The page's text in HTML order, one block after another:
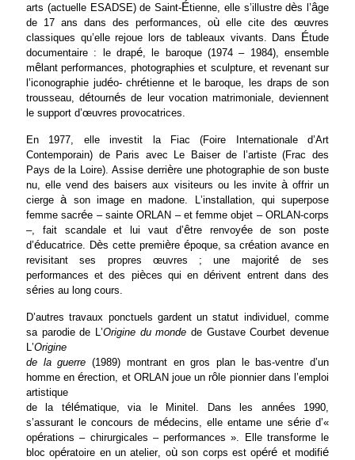
arts (actuelle ESADSE) de Saint-Étienne, elle s’illustre dès l’âge
de 17 ans dans des performances, où elle cite des œuvres
classiques qu’elle rejoue lors de tableaux vivants. Dans
Étude
documentaire : le drapé, le baroque (1974 – 1984), ensemble
mê lant performances, photographies et sculpture, et revenant sur
l’iconographie judéo- chrétienne et le baroque, les draps de son
trousseau, détournés de leur vocation matrimoniale, deviennent
le support d’œuvres provocatrices.
En 1977, elle investit la Fiac (Foire Internationale d’Art
Contemporain) de Paris avec Le Baiser de l’artiste (Frac des
Pays de la Loire). Assise derrière une photographie de son buste
nu, elle vend des baisers aux visiteurs ou les invite àoffrir un
ciergeàson image en madone. L’installation, qui superpose
femme sacrée – sainte ORLAN – et femme objet – ORLAN-corps
–, fait scandale et lui vaut d’être renvoyée de son poste
d’éducatrice. Dès cette première époque, sa création avance en
revisitant ses propres œuvres ; une majoritéde ses
performances et des pièces qui en dérivent entrent dans des
séries au long cours.
D’autres travaux ponctuels gardent un statut individuel, comme
sa parodie de L’Origine du monde de Gustave Courbet devenue
L’Origine
de la guerre(1989) montrant en gros plan le bas-ventre d’un
homme enérection, et ORLAN joue un rôle pionnier dans l’emploi
artistique
de la tél ématique, via le Minitel. Dans les années 1990,
s’assurant le concours de médecins, elle entame une série d’«
opérations – chirurgicales – performances ». Elle transforme le
bloc opératoire en un atelier, oùson corps est opéré et modifié